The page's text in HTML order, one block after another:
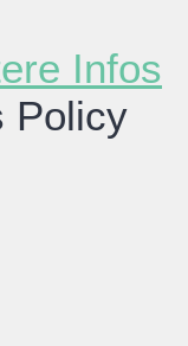
Infos
Policy